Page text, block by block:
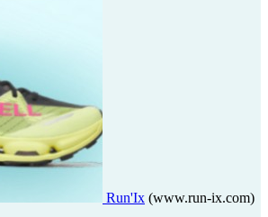
Run'Ix (www.run-ix.com)